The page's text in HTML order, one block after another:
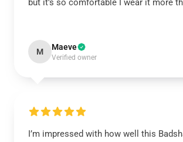
but it’s so comfortable I wear it more
M Maeve
Verified owner
I’m impressed with how well this